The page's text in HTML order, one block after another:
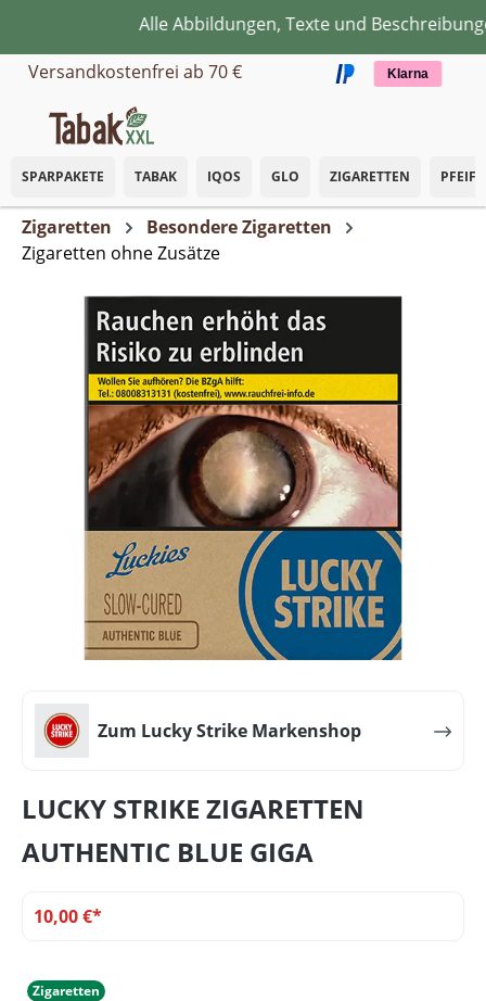
Zum Hauptinhalt springenAlle Abbildungen, Texte und
Versandkostenfrei ab 70 €
Klarna
SPARPAKETE TABAK IQOS GLO ZIGARETTEN
Zigaretten
Besondere Zigaretten
Zigaretten ohne Zusätze
Zum Lucky Strike Markenshop
LUCKY STRIKE ZIGARETTEN
AUTHENTIC BLUE GIGA
10,00 €*
Zigaretten